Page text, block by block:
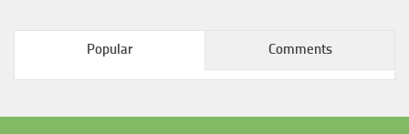
Popular Comments